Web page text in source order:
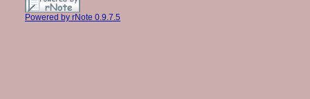
Powered by rNote 0.9.7.5